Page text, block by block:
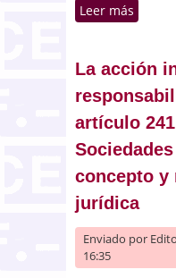
Leer más
La acción
artículo
concepto y
jurídica
Enviado por
16:35